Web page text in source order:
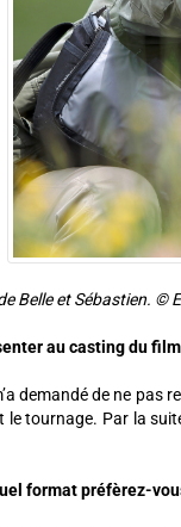
Belle et Sébastien. ©
au casting du
demandé de ne
le tournage. Par la
format préfèrez-